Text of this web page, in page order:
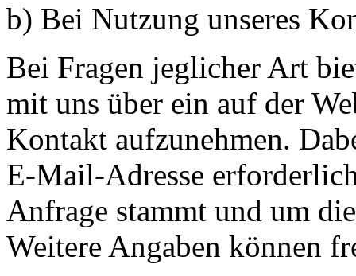
b) Bei Nutzung unseres
Bei Fragen jeglicher Art
mit uns über ein auf der
Kontakt aufzunehmen.
E-Mail-Adresse
Anfrage stammt und um
Weitere Angaben können